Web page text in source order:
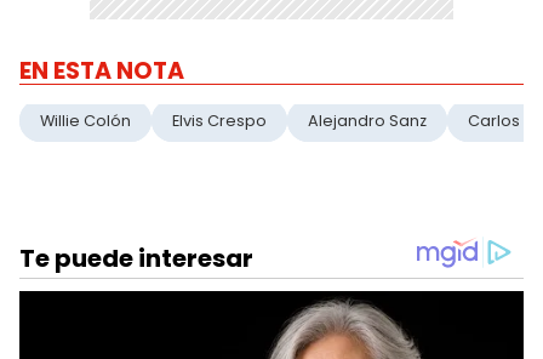
EN ESTA NOTA
Willie Colón Elvis Crespo Alejandro Sanz Carlos